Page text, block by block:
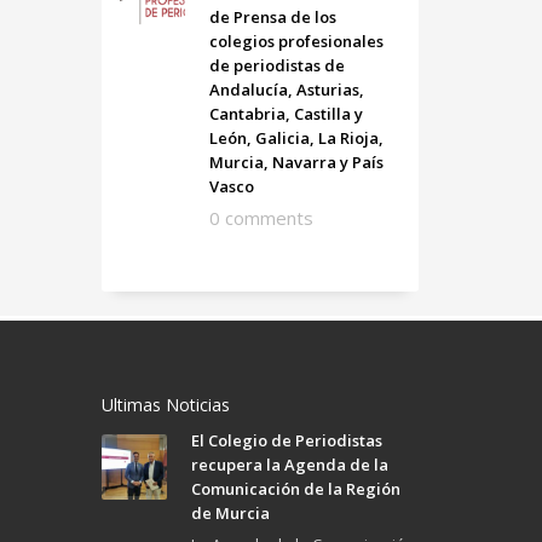
de Prensa de los
colegios profesionales
de periodistas de
Andalucía, Asturias,
Cantabria, Castilla y
León, Galicia, La Rioja,
Murcia, Navarra y País
Vasco
0 comments
Ultimas Noticias
El Colegio de Periodistas
recupera la Agenda de la
Comunicación de la Región
de Murcia